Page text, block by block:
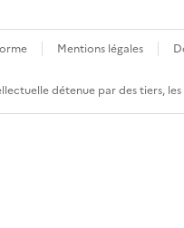
Mentions légales
détenue par des tiers,